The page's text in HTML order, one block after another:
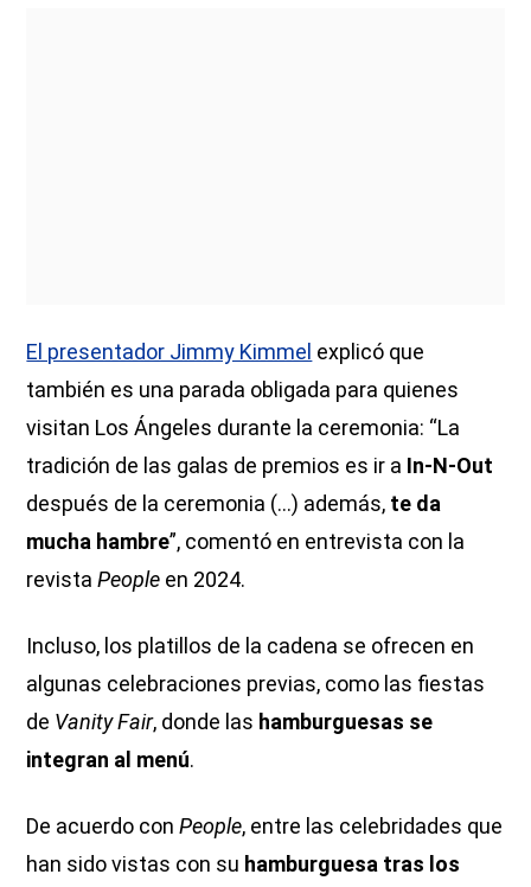
El presentador Jimmy Kimmel explicó que
también es una parada obligada para quienes
visitan Los Ángeles durante la ceremonia: “La
tradición de las galas de premios es ir a In-N-Out
después de la ceremonia (...) además, te da
mucha hambre”, comentó en entrevista con la
revistaPeople en 2024.
Incluso, los platillos de la cadena se ofrecen en
algunas celebraciones previas, como las fiestas
de Vanity Fair, donde las hamburguesas se
integran al menú.
De acuerdo conPeople, entre las celebridades que
han sido vistas con su hamburguesa tras los